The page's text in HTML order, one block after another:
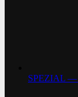
SPEZIAL —